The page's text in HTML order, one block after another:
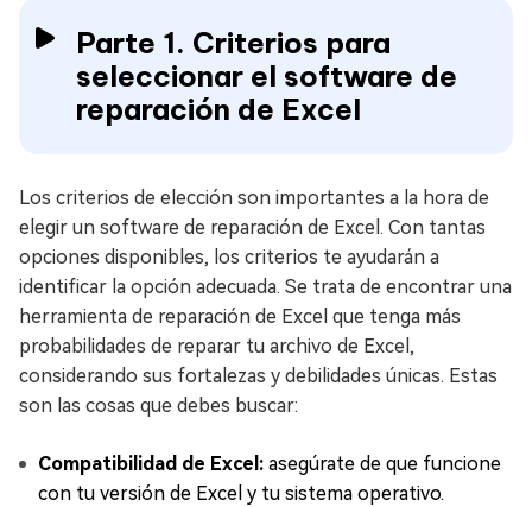
Parte 1. Criterios para
seleccionar el software de
reparación de Excel
Los criterios de elección son importantes a la hora de
elegir un software de reparación de Excel. Con tantas
opciones disponibles, los criterios te ayudarán a
identificar la opción adecuada. Se trata de encontrar una
herramienta de reparación de Excel que tenga más
probabilidades de reparar tu archivo de Excel,
considerando sus fortalezas y debilidades únicas. Estas
son las cosas que debes buscar:
Compatibilidad de Excel: asegúrate de que funcione
con tu versión de Excel y tu sistema operativo.